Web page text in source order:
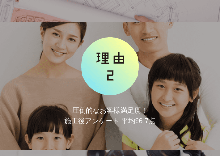
圧倒的なお客様満足度！
施工後アンケート 平均96.7点